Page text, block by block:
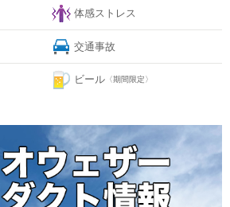
体感ストレス
交通事故
ビール 〈期間限定〉